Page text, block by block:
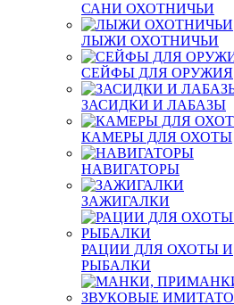
САНИ ОХОТНИЧЬИ
ЛЫЖИ ОХОТНИЧЬИ
СЕЙФЫ ДЛЯ ОРУЖИЯ
ЗАСИДКИ И ЛАБАЗЫ
КАМЕРЫ ДЛЯ ОХОТЫ
НАВИГАТОРЫ
ЗАЖИГАЛКИ
РАЦИИ ДЛЯ ОХОТЫ И
РЫБАЛКИ